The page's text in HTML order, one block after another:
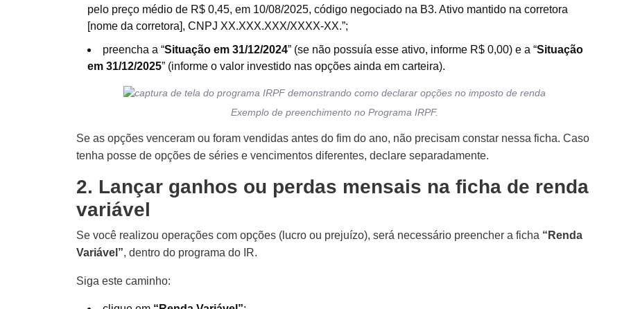
pelo preço médio de R$ 0,45, em 10/08/2025, código negociado na B3. Ativo mantido na corretora
[nome da corretora], CNPJ XX.XXX.XXX/XXXX-XX.”;
preencha a “Situação em 31/12/2024” (se não possuía esse ativo, informe R$ 0,00) e a “Situação
em 31/12/2025” (informe o valor investido nas opções ainda em carteira).
Exemplo de preenchimento no Programa IRPF.
Se as opções venceram ou foram vendidas antes do fim do ano, não precisam constar nessa ficha. Caso
tenha posse de opções de séries e vencimentos diferentes, declare separadamente.
2. Lançar ganhos ou perdas mensais na ficha de renda
variável
Se você realizou operações com opções (lucro ou prejuízo), será necessário preencher a ficha “Renda
Variável”, dentro do programa do IR.
Siga este caminho: